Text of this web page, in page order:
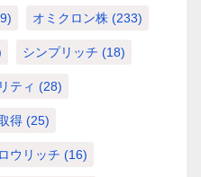
オミクロン株 (233)
シンプリッチ (18)
ティ (28)
得 (25)
ウリッチ (16)